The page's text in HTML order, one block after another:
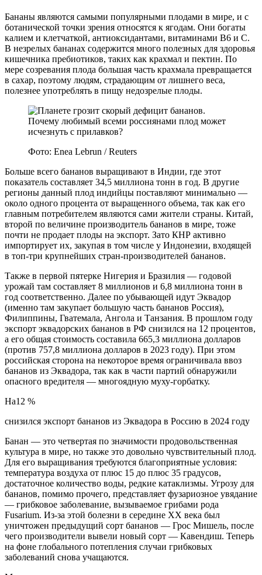
Бананы являются самыми популярными плодами в мире, и с
ботанической точки зрения относятся к ягодам. Они богаты
калием и клетчаткой, антиоксидантами, витаминами B6 и С.
В незрелых бананах содержится много полезных для здоровья
кишечника пребиотиков, таких как крахмал и пектин. По
мере созревания плода большая часть крахмала превращается
в сахар, поэтому людям, страдающим от лишнего веса,
полезнее употреблять в пищу недозрелые плоды.
Фото: Enea Lebrun / Reuters
Больше всего бананов выращивают в Индии, где этот
показатель составляет 34,5 миллиона тонн в год. В другие
регионы данный плод индийцы поставляют минимально —
около одного процента от выращенного объема, так как его
главным потребителем являются сами жители страны. Китай,
второй по величине производитель бананов в мире, тоже
почти не продает плоды на экспорт. Зато КНР активно
импортирует их, закупая в том числе у Индонезии, входящей
в топ-три крупнейших стран-производителей бананов.
Также в первой пятерке Нигерия и Бразилия — годовой
урожай там составляет 8 миллионов и 6,8 миллиона тонн в
год соответственно. Далее по убывающей идут Эквадор
(именно там закупает большую часть бананов Россия),
Филиппины, Гватемала, Ангола и Танзания. В прошлом году
экспорт эквадорских бананов в РФ снизился на 12 процентов,
а его общая стоимость составила 665,3 миллиона долларов
(против 757,8 миллиона долларов в 2023 году). При этом
российская сторона на некоторое время ограничивала ввоз
бананов из Эквадора, так как в части партий обнаружили
опасного вредителя — многоядную муху-горбатку.
На12 %
снизился экспорт бананов из Эквадора в Россию в 2024 году
Банан — это четвертая по значимости продовольственная
культура в мире, но также это довольно чувствительный плод.
Для его выращивания требуются благоприятные условия:
температура воздуха от плюс 15 до плюс 35 градусов,
достаточное количество воды, редкие катаклизмы. Угрозу для
бананов, помимо прочего, представляет фузариозное увядание
— грибковое заболевание, вызываемое грибами рода
Fusarium. Из-за этой болезни в середине XX века был
уничтожен предыдущий сорт бананов — Грос Мишель, после
чего производители вывели новый сорт — Кавендиш. Теперь
на фоне глобального потепления случаи грибковых
заболеваний снова учащаются.